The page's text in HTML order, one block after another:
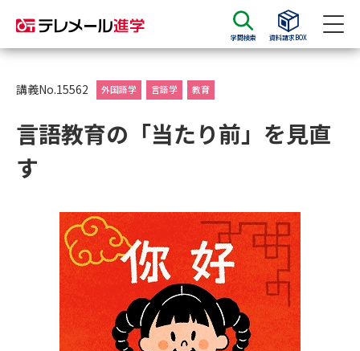
学問検索 資料請求BOX
資料請求
大学・短大の資料種類から請求
総合型選抜・学校推薦型選抜 募
集要項＆願書
大学入学共通テスト利用選抜の
募集要項＆願書
大学・短大以外の資料から請求
講義No.15562 外国語学 言語学 教育
言語教育の「当たり前」を見直
す